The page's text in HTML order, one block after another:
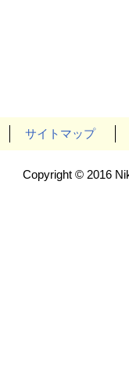
サイトマップ
Copyright © 2016